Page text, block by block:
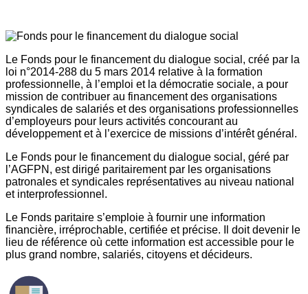
Le Fonds pour le financement du dialogue social, créé par la
loi n°2014-288 du 5 mars 2014 relative à la formation
professionnelle, à l’emploi et la démocratie sociale, a pour
mission de contribuer au financement des organisations
syndicales de salariés et des organisations professionnelles
d’employeurs pour leurs activités concourant au
développement et à l’exercice de missions d’intérêt général.
Le Fonds pour le financement du dialogue social, géré par
l’AGFPN, est dirigé paritairement par les organisations
patronales et syndicales représentatives au niveau national
et interprofessionnel.
Le Fonds paritaire s’emploie à fournir une information
financière, irréprochable, certifiée et précise. Il doit devenir le
lieu de référence où cette information est accessible pour le
plus grand nombre, salariés, citoyens et décideurs.